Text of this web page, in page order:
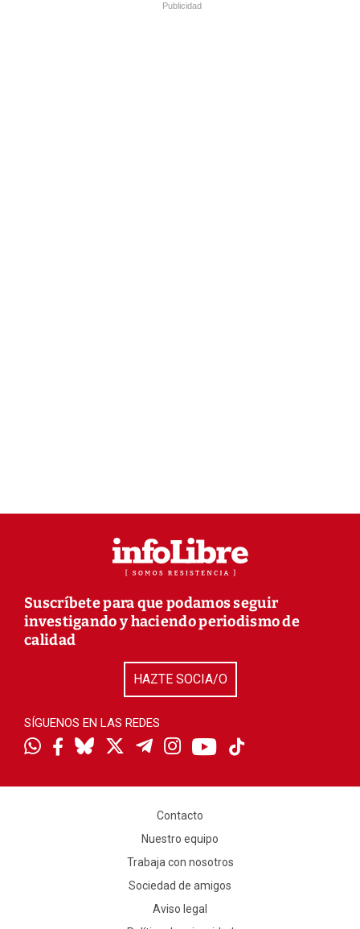
Publicidad
Suscríbete para que podamos seguir
investigando y haciendo periodismo de
calidad
HAZTE SOCIA/O
SÍGUENOS EN LAS REDES
Contacto
Nuestro equipo
Trabaja con nosotros
Sociedad de amigos
Aviso legal